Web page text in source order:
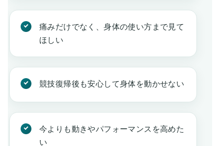
痛みだけでなく、身体の使い方まで見て
ほしい
競技復帰後も安心して身体を動かせない
今よりも動きやパフォーマンスを高めた
い